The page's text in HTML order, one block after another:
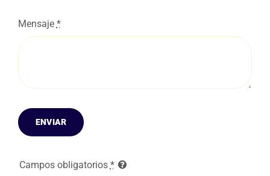
Mensaje *
ENVIAR
Campos obligatorios *